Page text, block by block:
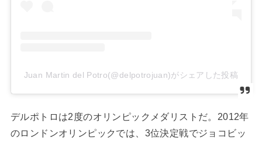
Juan Martin del Potro(@delpotrojuan)がシェアした投稿
デルポトロは2 度のオリンピックメダリストだ。 2012年
のロンドンオリンピックでは、 3位決定戦でジョコビッ